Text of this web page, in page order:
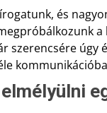
és
szerencsére